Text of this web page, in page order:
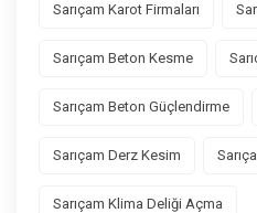
Sarıçam Karot Firmaları
Sarıçam Beton Kesme
Sarıçam Beton Güçlendirme
Sarıçam Derz Kesim
Sarıçam Klima Deliği Açma